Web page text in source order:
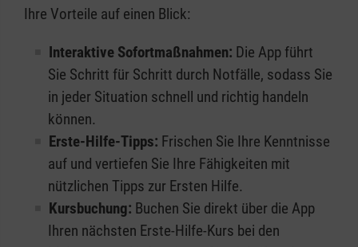
Ihre Vorteile auf einen Blick:
Interaktive Sofortmaßnahmen: Die App führt
Sie Schritt für Schritt durch Notfälle, sodass Sie
in jeder Situation schnell und richtig handeln
können.
Erste-Hilfe-Tipps: Frischen Sie Ihre Kenntnisse
auf und vertiefen Sie Ihre Fähigkeiten mit
nützlichen Tipps zur Ersten Hilfe.
Kursbuchung: Buchen Sie direkt über die App
Ihren nächsten Erste-Hilfe-Kurs bei den